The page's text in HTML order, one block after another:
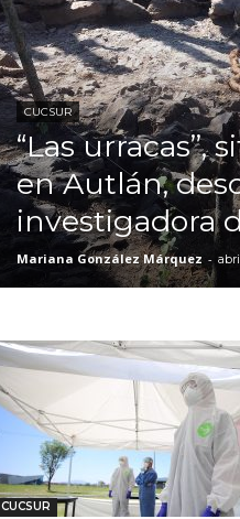
CUCSUR
“Las urracas”,
en Autlán,
investigadora
Mariana González Márquez -
CUCSUR